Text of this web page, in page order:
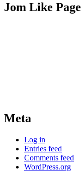
Jom Like Page
Meta
Log in
Entries feed
Comments feed
WordPress.org